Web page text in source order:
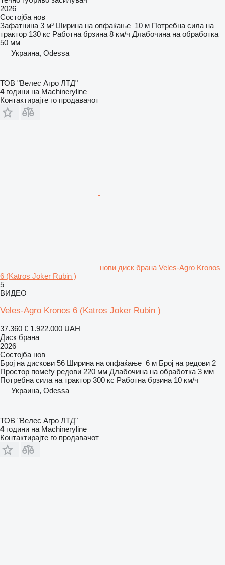
2026
Состојба нов
Зафатнина 3 м³ Ширина на опфаќање 10 м Потребна сила на
трактор 130 кс Работна брзина 8 км/ч Длабочина на обработка
50 мм
Украина, Odessa
ТОВ "Велес Агро ЛТД"
4години на Machineryline
Контактирајте го продавачот
нови диск брана Veles-Agro Kronos
6 (Katros Joker Rubin )
5
ВИДЕО
Veles-Agro Kronos 6 (Katros Joker Rubin )
37.360 € 1.922.000 UAH
Диск брана
2026
Состојба нов
Број на дискови 56 Ширина на опфаќање 6 м Број на редови 2
Простор помеѓу редови 220 мм Длабочина на обработка 3 мм
Потребна сила на трактор 300 кс Работна брзина 10 км/ч
Украина, Odessa
ТОВ "Велес Агро ЛТД"
4години на Machineryline
Контактирајте го продавачот